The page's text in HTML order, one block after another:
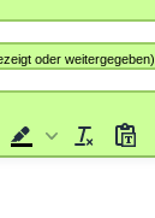
oder weitergegeben)